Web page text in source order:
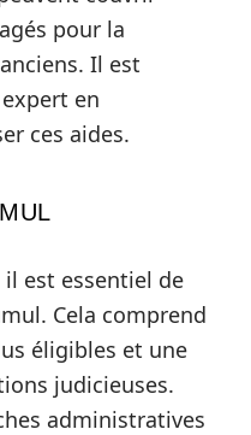
pour la
Il est
en
ces aides.
est essentiel de
Cela comprend
éligibles et une
judicieuses.
administratives